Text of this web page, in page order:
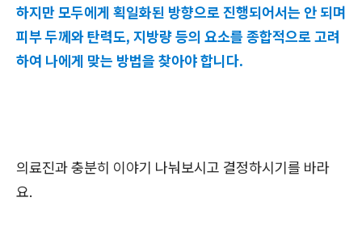
하지만 모두에게 획일화된 방향으로 진행되어서는 안 되며
피부 두께와 탄력도, 지방량 등의 요소를 종합적으로 고려
하여 나에게 맞는 방법을 찾아야 합니다.
의료진과 충분히 이야기 나눠보시고 결정하시기를 바라
요.